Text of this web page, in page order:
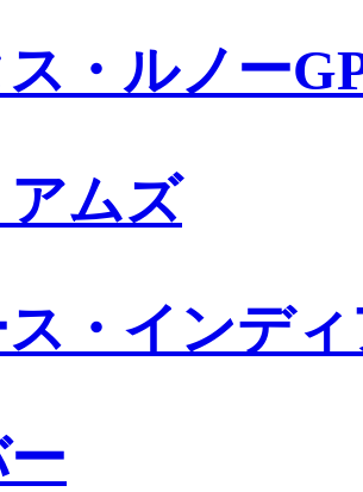
・ルノー
ムズ
・インデ